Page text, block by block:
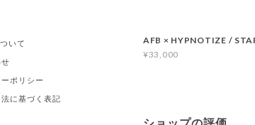
AFB × HYPNOTIZE /
¥33,000
いて
ポリシー
に基づく表記